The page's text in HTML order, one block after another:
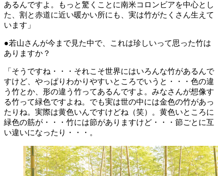
あるんですよ。もっと驚くことに南米コロンビアを中心とし
た、割と赤道に近い暖かい所にも、実は竹がたくさん生えて
います」
●若山さんが今まで見た中で、これは珍しいって思った竹は
ありますか？
「そうですね・・・それこそ世界にはいろんな竹があるんで
すけど、やっぱりわかりやすいところでいうと・・・色の違
う竹とか、形の違う竹ってあるんですよ。みなさんが想像す
る竹って緑色ですよね。でも実は世の中には金色の竹があっ
たりね。実際は黄色いんですけどね（笑）。黄色いところに
緑色の筋が・・・竹には節がありますけど・・・節ごとに互
い違いになったり・・・。